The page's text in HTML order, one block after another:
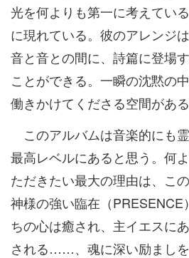
光を何よりも第一に考えてい
に現れている。彼のアレンジ
音と音との間に、詩篇に登場
ことができる。一瞬の沈黙の
働きかけてくださる空間がある
このアルバムは音楽的にも
最高レベルにあると思う。何
ただきたい最大の理由は、こ
神様の強い臨在（
ちの心は癒され、主イエスに
される……、魂に深い励まし